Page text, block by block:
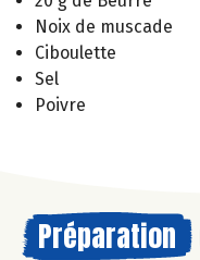
Noix de muscade
Ciboulette
Sel
Poivre
Préparation